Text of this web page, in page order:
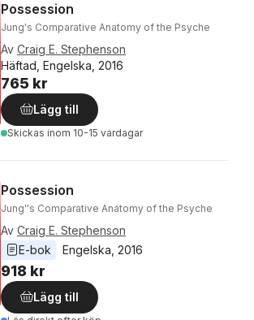
Possession
Jung's Comparative Anatomy of the Psyche
Av Craig E. Stephenson
Häftad, Engelska, 2016
765 kr
Lägg till
Skickas inom 10-15 vardagar
Possession
Jung''s Comparative Anatomy of the Psyche
Av Craig E. Stephenson
E-bok
Engelska 2016
918 kr
Lägg till